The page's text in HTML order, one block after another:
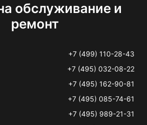
обслуживание и
ремонт
+7 (499) 110-28-43
+7 (495) 032-08-22
+7 (495) 162-90-81
+7 (495) 085-74-61
+7 (495) 989-21-31